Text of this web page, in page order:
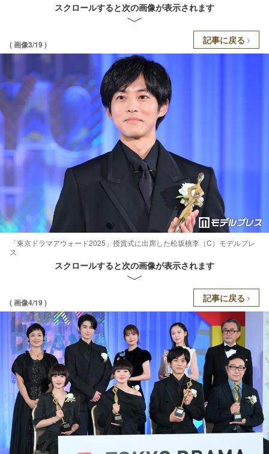
スクロールすると次の画像が表示されます
( 画像3/19 ) 記事に戻る
「東京ドラマアウォード2025」授賞式に出席した松坂桃李（C）モデルプレ
ス
スクロールすると次の画像が表示されます
( 画像4/19 ) 記事に戻る